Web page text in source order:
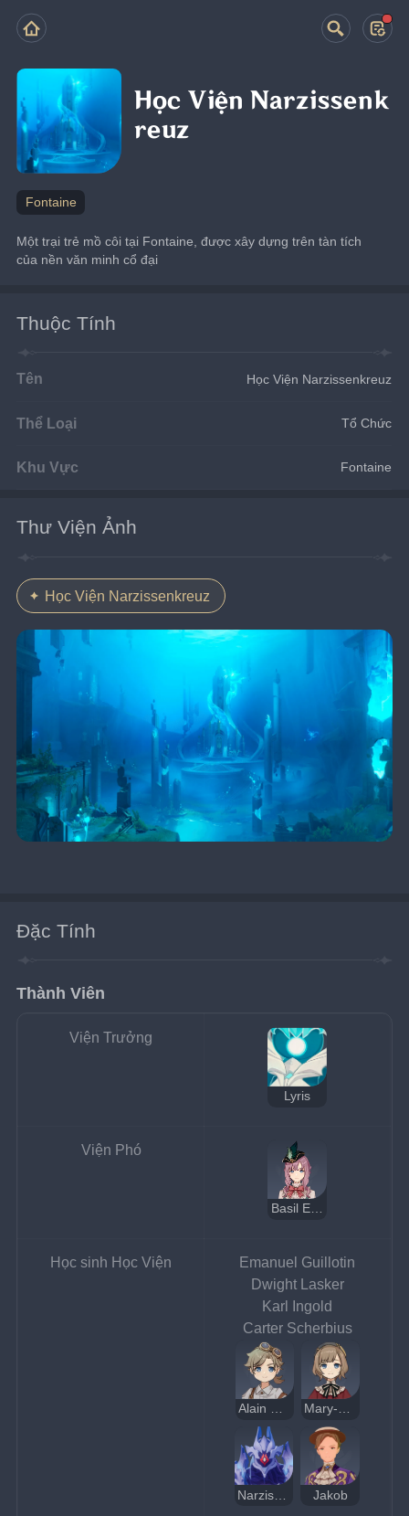
Học Viện Narzissenk
reuz
Fontaine
Một trại trẻ mồ côi tại Fontaine, được xây dựng trên tàn tích
của nền văn minh cổ đại
Thuộc Tính
Tên Học Viện Narzissenkreuz
Thể Loại Tổ Chức
Khu Vực Fontaine
Thư Viện Ảnh
Học Viện Narzissenkreuz
Đặc Tính
Thành Viên
Viện Trưởng
Lyris
Viện Phó
Basil Elton
Học sinh Học Viện
Emanuel Guillotin
Dwight Lasker
Karl Ingold
Carter Scherbius
Alain Guillotin Mary-Ann Guillotin
Jakob